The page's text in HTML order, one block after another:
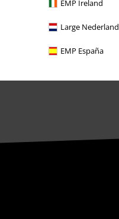
EMP Ireland
Large Nederland
EMP España